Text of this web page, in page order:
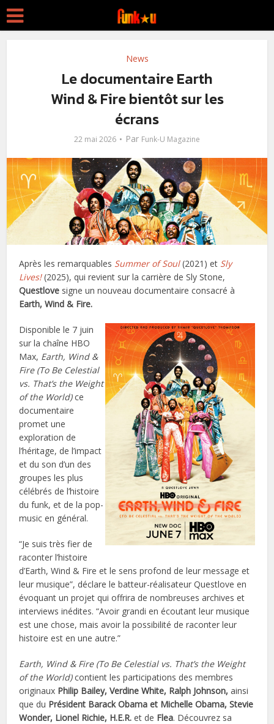
News
Le documentaire Earth
Wind & Fire bientôt sur les
écrans
22 mai 2026 Par Funk-U Magazine
Après les remarquables Summer of Soul (2021) et Sly
Lives! (2025), qui revient sur la carrière de Sly Stone,
Questlove signe un nouveau documentaire consacré à
Earth, Wind & Fire.
Disponible le 7 juin
sur la chaîne HBO
Max, Earth, Wind &
Fire (To Be Celestial
vs. That’s the Weight
of the World)ce
documentaire
promet une
exploration de
l’héritage, de l’impact
et du son d’un des
groupes les plus
célébrés de l’histoire
du funk, et de la pop-
music en général.
“Je suis très fier de
raconter l’histoire
d’Earth, Wind & Fire et le sens profond de leur message et
leur musique”, déclare le batteur-réalisateur Questlove en
évoquant un projet qui offrira de nombreuses archives et
interviews inédites. “Avoir grandi en écoutant leur musique
est une chose, mais avoir la possibilité de raconter leur
histoire est en une autre.”
Earth, Wind & Fire (To Be Celestial vs. That’s the Weight
of the World)contient les participations des membres
originaux Philip Bailey, Verdine White, Ralph Johnson, ainsi
que du Président Barack Obama et Michelle Obama, Stevie
Wonder, Lionel Richie, H.E.R. et de Flea. Découvrez sa